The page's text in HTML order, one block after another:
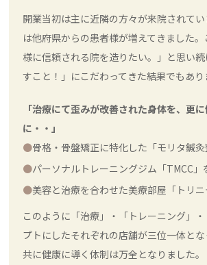
開業当初は主に近隣の方々が来院されて
は他府県からの患者様が増えてきました
様に信頼される院を造りたい。」と思い
すこと！」にこだわってきた結果でもあり
「治療にて歪みが改善された身体を、更
に・・」
骨格・骨盤矯正に特化した「モリタ鍼
パーソナルトレーニングジム「TMCC」
美容と治療を合わせた美療部屋「トリ
このように「治療」・「トレーニング」
プトにしたそれぞれの店舗が三位一体と
共に健康に導く体制は万全となりました。